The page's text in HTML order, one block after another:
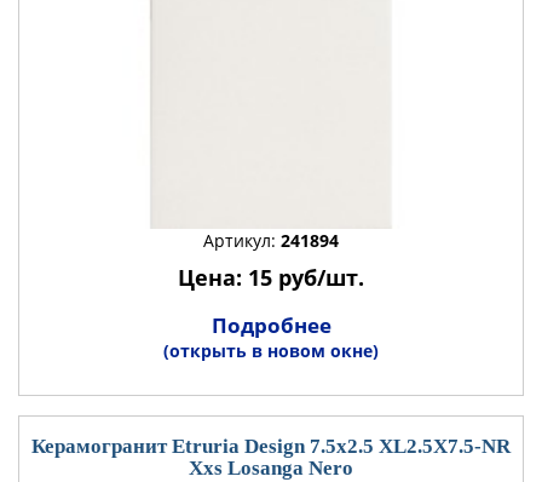
Артикул: 241894
Цена: 15 руб/шт.
Подробнее
(открыть в новом окне)
Керамогранит Etruria Design 7.5x2.5 XL2.5X7.5-NR
Xxs Losanga Nero